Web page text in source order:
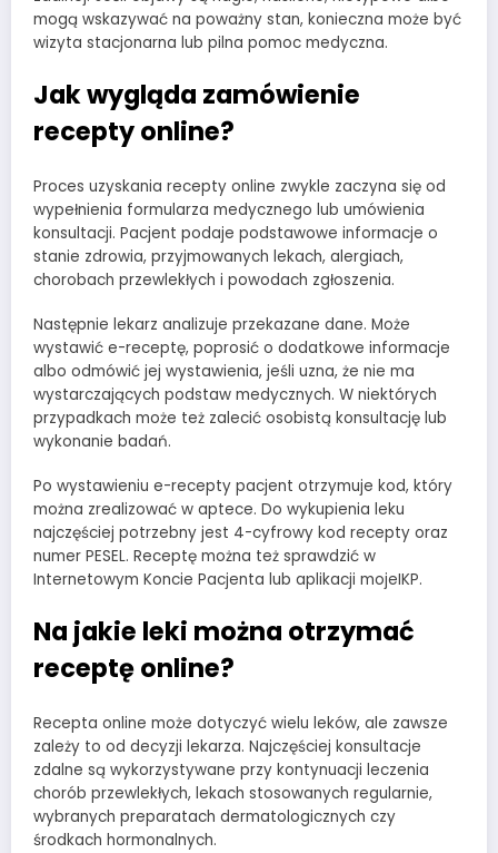
mogą wskazywać na poważny stan, konieczna może być
wizyta stacjonarna lub pilna pomoc medyczna.
Jak wygląda zamówienie
recepty online?
Proces uzyskania recepty online zwykle zaczyna się od
wypełnienia formularza medycznego lub umówienia
konsultacji. Pacjent podaje podstawowe informacje o
stanie zdrowia, przyjmowanych lekach, alergiach,
chorobach przewlekłych i powodach zgłoszenia.
Następnie lekarz analizuje przekazane dane. Może
wystawić e-receptę, poprosić o dodatkowe informacje
albo odmówić jej wystawienia, jeśli uzna, że nie ma
wystarczających podstaw medycznych. W niektórych
przypadkach może też zalecić osobistą konsultację lub
wykonanie badań.
Po wystawieniu e-recepty pacjent otrzymuje kod, który
można zrealizować w aptece. Do wykupienia leku
najczęściej potrzebny jest 4-cyfrowy kod recepty oraz
numer PESEL. Receptę można też sprawdzić w
Internetowym Koncie Pacjenta lub aplikacji mojeIKP.
Na jakie leki można otrzymać
receptę online?
Recepta online może dotyczyć wielu leków, ale zawsze
zależy to od decyzji lekarza. Najczęściej konsultacje
zdalne są wykorzystywane przy kontynuacji leczenia
chorób przewlekłych, lekach stosowanych regularnie,
wybranych preparatach dermatologicznych czy
środkach hormonalnych.